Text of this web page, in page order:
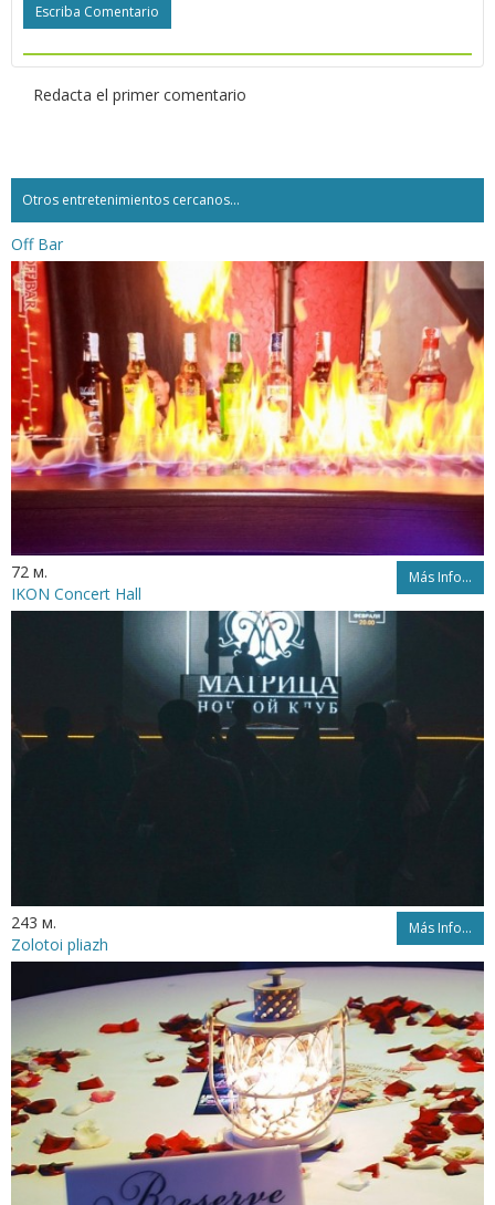
Escriba Comentario
Redacta el primer comentario
Otros entretenimientos cercanos...
Off Bar
72 м. Más Info...
IKON Concert Hall
243 м. Más Info...
Zolotoi pliazh